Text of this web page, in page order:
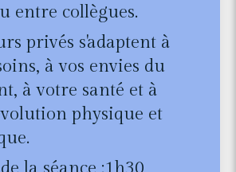
entre collègues.
privés s'adaptent à
à vos envies du
à votre santé et à
physique et
la séance :1h30